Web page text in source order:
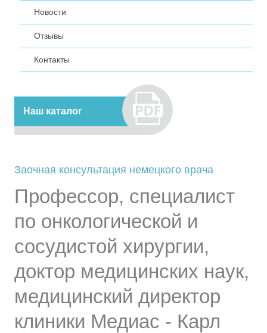
Новости
Отзывы
Контакты
Наш каталог
Заочная консультация немецкого врача
Профессор, специалист
по онкологической и
сосудистой хирургии,
доктор медицинских наук,
медицинский директор
клиники Медиас - Карл